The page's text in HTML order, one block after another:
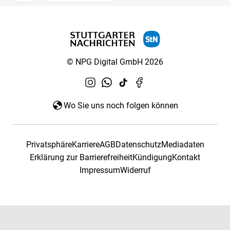
© NPG Digital GmbH 2026
Wo Sie uns noch folgen können
PrivatsphäreKarriereAGBDatenschutzMediadaten
Erklärung zur BarrierefreiheitKündigungKontakt
ImpressumWiderruf